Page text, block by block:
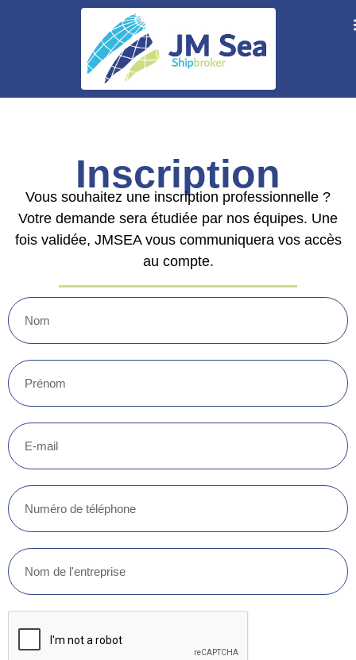
Inscription
Vous souhaitez une inscription professionnelle ?
Votre demande sera étudiée par nos équipes. Une
fois validée, JMSEA vous communiquera vos accès
au compte.